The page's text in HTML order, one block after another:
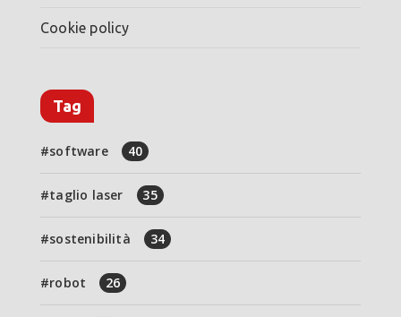
Cookie policy
Tag
software 40
taglio laser 35
sostenibilità 34
robot 26